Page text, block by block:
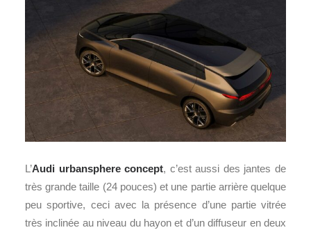
L’Audi urbansphere concept, c’est aussi des jantes de
très grande taille (24 pouces) et une partie arrière quelque
peu sportive, ceci avec la présence d’une partie vitrée
très inclinée au niveau du hayon et d’un diffuseur en deux